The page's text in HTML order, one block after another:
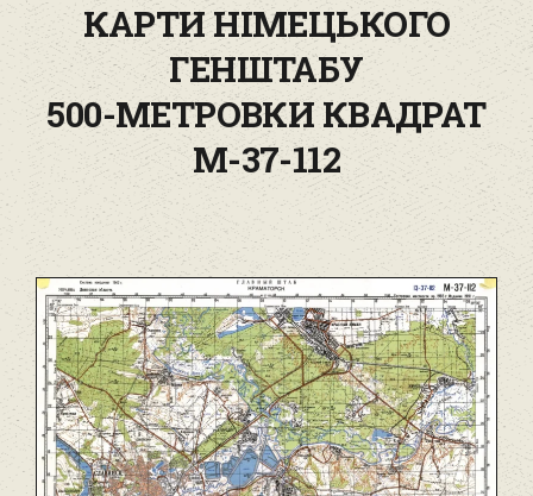
КАРТИ НІМЕЦЬКОГО
ГЕНШТАБУ
500-МЕТРОВКИ КВАДРАТ
M-37-112